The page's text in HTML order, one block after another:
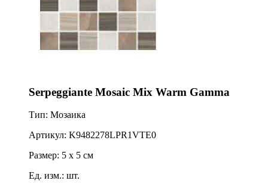
Serpeggiante Mosaic Mix Warm Gamma
Тип: Мозаика
Артикул: K9482278LPR1VTE0
Размер: 5 x 5 см
Ед. изм.: шт.